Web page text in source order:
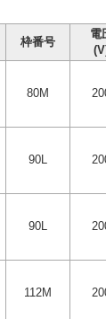
枠番号
電
80M
90L
90L
112M